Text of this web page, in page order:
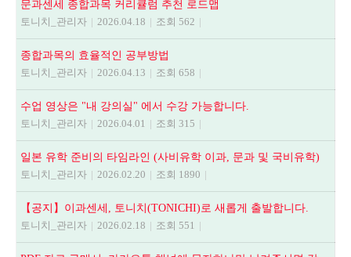
문과센세 종합과목 커리큘럼 추천 로드맵
토니치_관리자 | 2026.04.18 | 조회 562 |
종합과목의 효율적인 공부방법
토니치_관리자 | 2026.04.13 | 조회 658 |
수업 영상은 "내 강의실" 에서 수강 가능합니다.
토니치_관리자 | 2026.04.01 | 조회 315 |
일본 유학 준비의 타임라인 (사비유학 이과, 문과 및 국비유학)
토니치_관리자 | 2026.02.20 | 조회 1890 |
【공지】이과센세, 토니치(TONICHI)로 새롭게 출발합니다.
토니치_관리자 | 2026.02.18 | 조회 551 |